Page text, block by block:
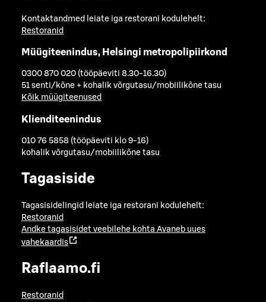
Kontaktandmed leiate iga restorani kodulehelt:
Restoranid
Müügiteenindus, Helsingi metropolipiirkond
0300 870 020 (tööpäeviti 8.30-16.30)
51 senti/kõne + kohalik võrgutasu/mobiilikõne tasu
Kõik müügiteenused
Klienditeenindus
010 76 5858 (tööpäeviti klo 9-16)
kohalik võrgutasu/mobiilikõne tasu
Tagasiside
Tagasisidelingid leiate iga restorani kodulehelt:
Restoranid
Andke tagasisidet veebilehe kohta Avaneb uues
vahekaardis
Raflaamo.fi
Restoranid